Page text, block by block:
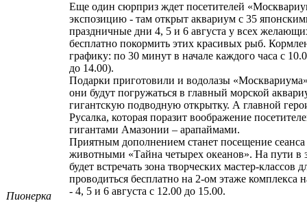
Пионерка
Еще один сюрприз ждет посетителей
экспозицию - там открыт аквариум с 35
праздничные дни 4, 5 и 6 августа у всех
бесплатно покормить этих красивых рыб.
графику: по 30 минут в начале каждого часа с
до 14.00).
Подарки приготовили и водолазы
они будут погружаться в главный морской
гигантскую подводную открытку. А главной
Русалка, которая поразит воображение
гигантами Амазонии – арапаймами.
Приятным дополнением станет посещение
животными «Тайна четырех океанов». На пути в
будет встречать зона творческих мастер-классов
проводиться бесплатно на 2-ом этаже комплекса
- 4, 5 и 6 августа с 12.00 до 15.00.